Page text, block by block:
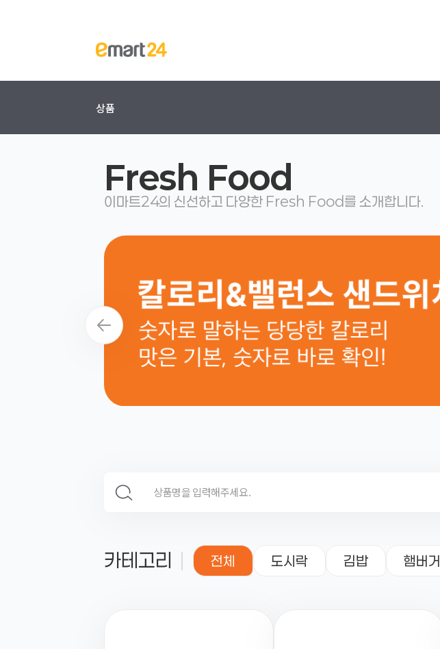
상품
Fresh Food
이마트24의 신선하고 다양한 Fresh Food를 소개합니다.
카테고리 전체 도시락 김밥 햄버거